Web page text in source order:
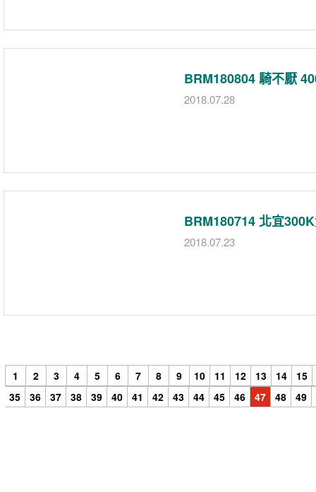
BRM180804 騎不厭
2018.07.28
BRM180714 北宜
2018.07.23
1 2 3 4 5 6 7 8 9 10 11 12 13 14
15
35
36 37 38 39 40 41 42 43 44 45 46 47 48 49